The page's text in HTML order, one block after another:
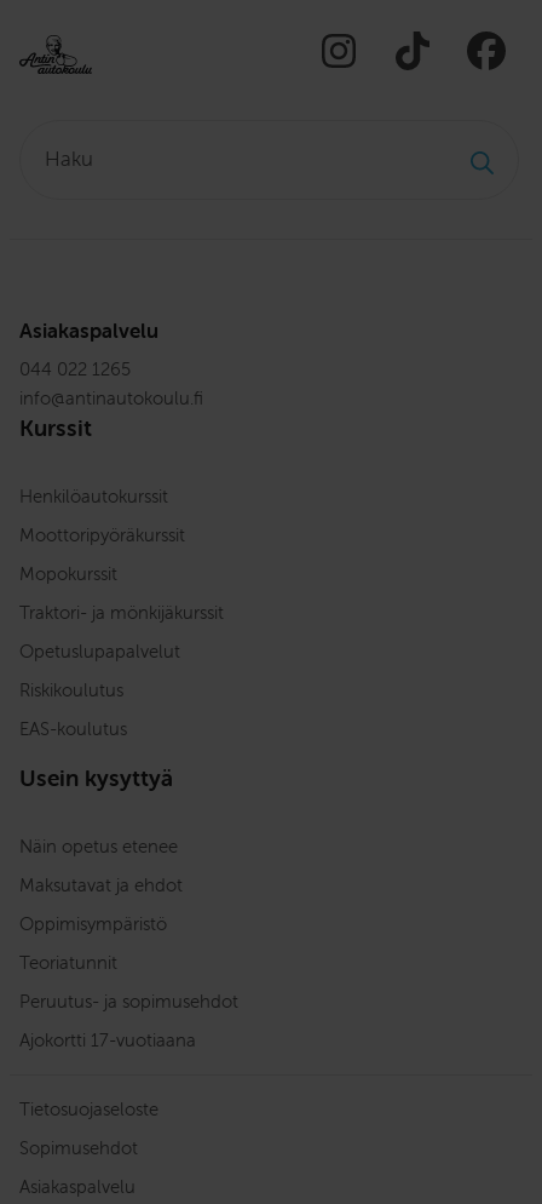
Asiakaspalvelu
044 022 1265
info@antinautokoulu.fi
Kurssit
Henkilöautokurssit
Moottoripyöräkurssit
Mopokurssit
Traktori- ja mönkijäkurssit
Opetuslupapalvelut
Riskikoulutus
EAS-koulutus
Usein kysyttyä
Näin opetus etenee
Maksutavat ja ehdot
Oppimisympäristö
Teoriatunnit
Peruutus- ja sopimusehdot
Ajokortti 17-vuotiaana
Tietosuojaseloste
Sopimusehdot
Asiakaspalvelu